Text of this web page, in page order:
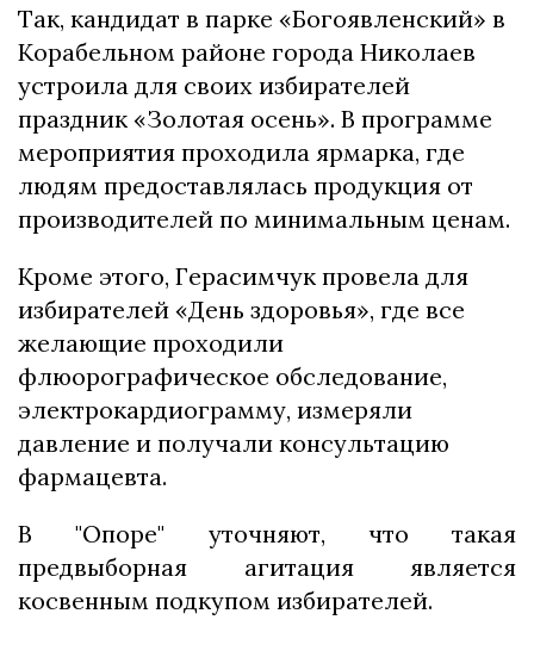
Так, кандидат в парке «Богоявленский» в
Корабельном районе города Николаев
устроила для своих избирателей
праздник «Золотая осень». В программе
мероприятия проходила ярмарка, где
людям предоставлялась продукция от
производителей по минимальным ценам.
Кроме этого, Герасимчук провела для
избирателей «День здоровья», где все
желающие проходили
флюорографическое обследование,
электрокардиограмму, измеряли
давление и получали консультацию
фармацевта.
В "Опоре" уточняют, что такая
предвыборная агитация является
косвенным подкупом избирателей.